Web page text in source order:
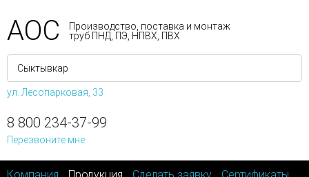
АОС
Производство, поставка и монтаж
труб ПНД, ПЭ, НПВХ, ПВХ
ул. Лесопарковая, 33
8 800 234-37-99
Перезвоните мне